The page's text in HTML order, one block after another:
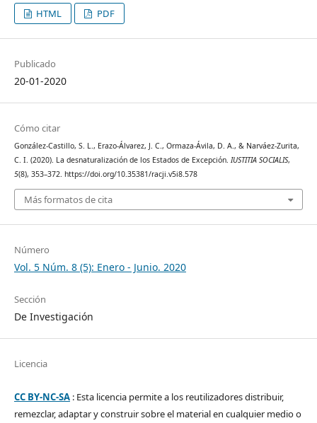
HTML PDF
Publicado
20-01-2020
Cómo citar
González-Castillo, S. L., Erazo-Álvarez, J. C., Ormaza-Ávila, D. A., & Narváez-Zurita,
C. I. (2020). La desnaturalización de los Estados de Excepción. IUSTITIA SOCIALIS,
5(8), 353–372. https://doi.org/10.35381/racji.v5i8.578
Más formatos de cita
Número
Vol. 5 Núm. 8 (5): Enero - Junio. 2020
Sección
De Investigación
Licencia
CC BY-NC-SA: Esta licencia permite a los reutilizadores distribuir,
remezclar, adaptar y construir sobre el material en cualquier medio o